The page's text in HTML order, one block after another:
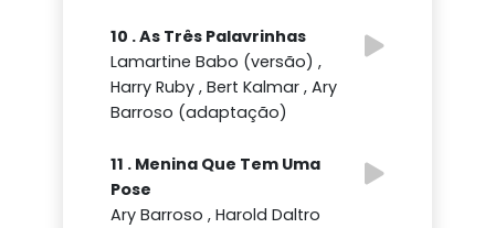
10 . As Três Palavrinhas
Lamartine Babo (versão) ,
Harry Ruby , Bert Kalmar , Ary
Barroso (adaptação)
11 . Menina Que Tem Uma
Pose
Ary Barroso , Harold Daltro